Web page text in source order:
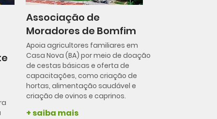
Associação de
Moradores de Bomfim
Apoia agricultores familiares em
Casa Nova (BA) por meio de doação
de cestas básicas e oferta de
capacitações, como criação de
hortas, alimentação saudável e
criação de ovinos e caprinos.
+ saiba mais